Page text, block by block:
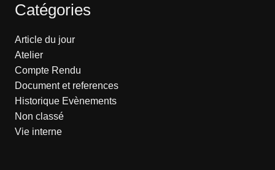
Catégories
Article du jour
Atelier
Compte Rendu
Document et references
Historique Evènements
Non classé
Vie interne